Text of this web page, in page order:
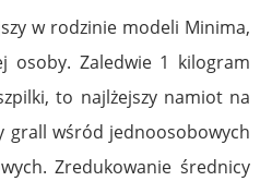
w rodzinie modeli Minima,
osoby. Zaledwie 1 kilogram
to najlżejszy namiot na
grall wśród jednoosobowych
Zredukowanie średnicy